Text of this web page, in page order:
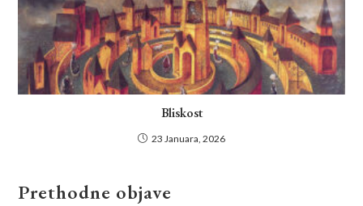
Bliskost
23 Januara, 2026
Prethodne objave